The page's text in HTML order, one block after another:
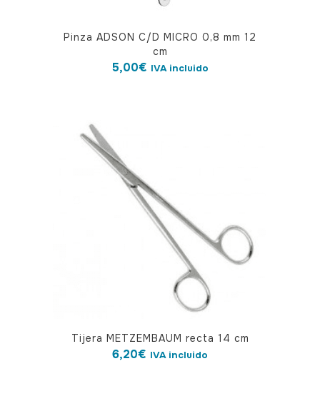
Pinza ADSON C/D MICRO 0,8 mm 12
cm
5,00€ IVA incluido
Tijera METZEMBAUM recta 14 cm
6,20€ IVA incluido